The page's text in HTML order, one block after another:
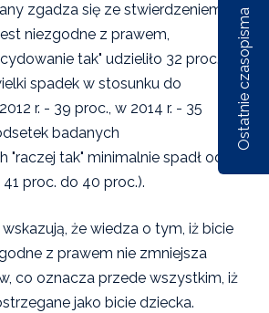
zgadza się ze stwierdzeniem,
niezgodne z prawem,
tak" udzieliło 32 proc.,
spadek w stosunku do
r. - 39 proc., w 2014 r. - 35
badanych
tak" minimalnie spadł od
proc. do 40 proc.).
że wiedza o tym, iż bicie
z prawem nie zmniejsza
co oznacza przede wszystkim, iż
jako bicie dziecka.
Ostatnie czasopisma
1/162/2026 Nr 6/161/2025 Nr 5/